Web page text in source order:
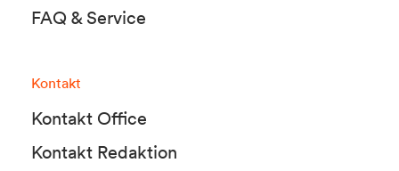
FAQ & Service
Kontakt
Kontakt Office
Kontakt Redaktion